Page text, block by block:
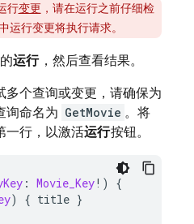
行变更 ，请在运行之前仔细检
运行变更将执行请求。
运行，然后查看结果。
多个查询或变更，请确保为
询命名为 GetMovie 。将
一行，以激活运行按钮。
: Movie_Key!)
{
) { title }